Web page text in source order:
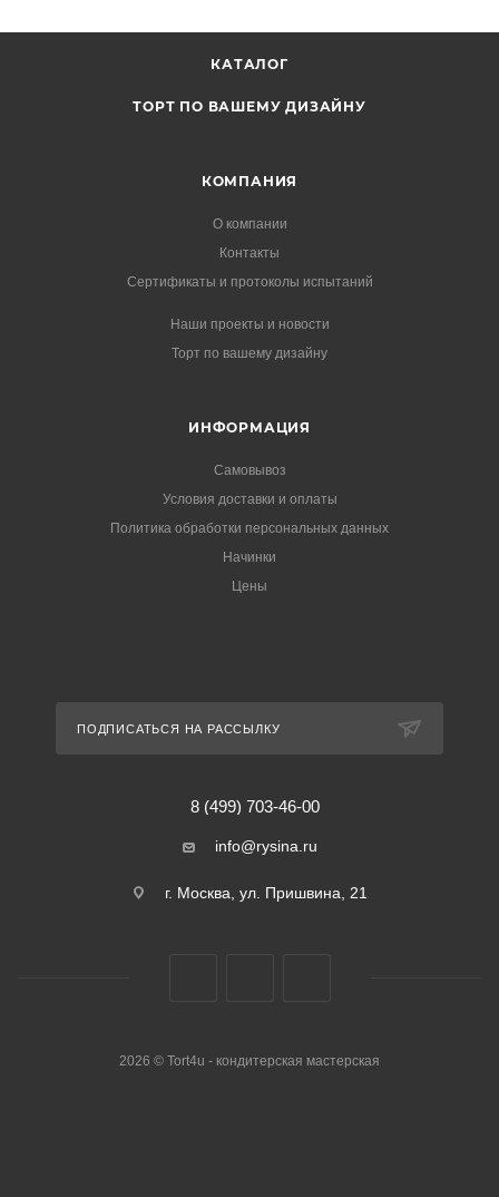
КАТАЛОГ
ТОРТ ПО ВАШЕМУ ДИЗАЙНУ
КОМПАНИЯ
О компании
Контакты
Сертификаты и протоколы испытаний
Наши проекты и новости
Торт по вашему дизайну
ИНФОРМАЦИЯ
Самовывоз
Условия доставки и оплаты
Политика обработки персональных данных
Начинки
Цены
ПОДПИСАТЬСЯ НА РАССЫЛКУ
8 (499) 703-46-00
info@rysina.ru
г. Москва, ул. Пришвина, 21
2026 © Tort4u - кондитерская мастерская